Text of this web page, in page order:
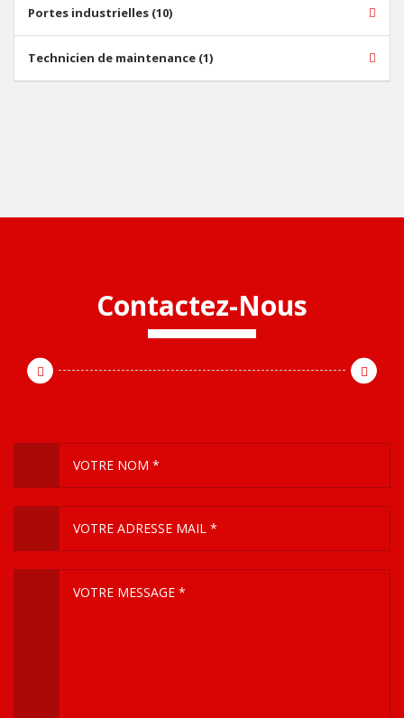
Portes industrielles (10)
Technicien de maintenance (1)
Contactez-Nous